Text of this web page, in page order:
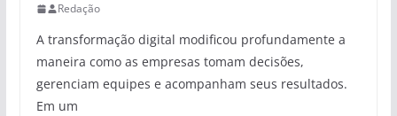
Redação
A transformação digital modificou profundamente a
maneira como as empresas tomam decisões,
gerenciam equipes e acompanham seus resultados.
Em um